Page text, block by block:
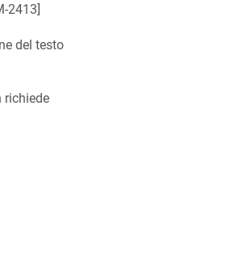
2413]
del testo
richiede